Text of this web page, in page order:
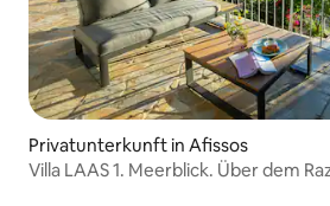
Privatunterkunft in Afissos
Villa LAAS 1. Meerblick. Über dem